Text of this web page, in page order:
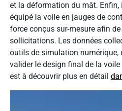
et la déformation du mât.
équipé la voile en jauges de
force conçus sur-mesure afin
sollicitations. Les données
outils de simulation numérique,
valider le design final de la
est à découvrir plus en détail